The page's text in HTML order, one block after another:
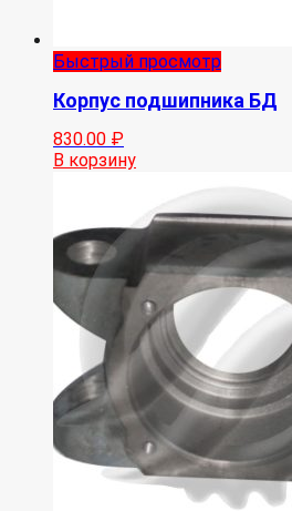
Быстрый просмотр
Корпус подшипника БД
830.00 ₽
В корзину